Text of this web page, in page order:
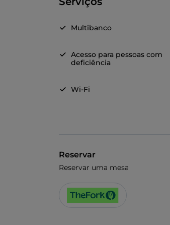
Multibanco
Acesso para pessoas com
deficiência
Wi-Fi
Reservar
Reservar uma mesa